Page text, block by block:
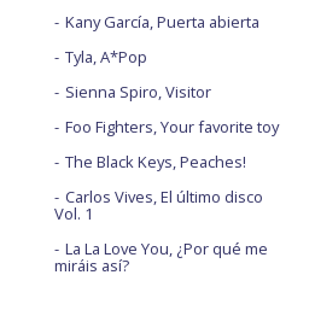
Kany García, Puerta abierta
Tyla, A*Pop
Sienna Spiro, Visitor
Foo Fighters, Your favorite toy
The Black Keys, Peaches!
Carlos Vives, El último disco
Vol. 1
La La Love You, ¿Por qué me
miráis así?